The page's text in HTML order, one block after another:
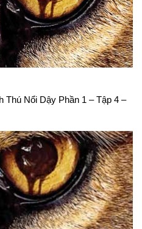
Thú Nổi Dậy Phần 1 – Tập 4 –